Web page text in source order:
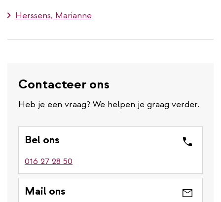
Herssens, Marianne
Contacteer ons
Heb je een vraag? We helpen je graag verder.
Bel ons
016 27 28 50
Mail ons